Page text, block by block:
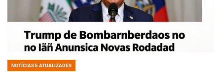
POSTED
NOTÍCIAS E ATUALIZADES